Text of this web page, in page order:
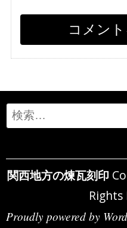
Search
for:
関西地方の煉瓦刻印
Rights
Proudly powered by